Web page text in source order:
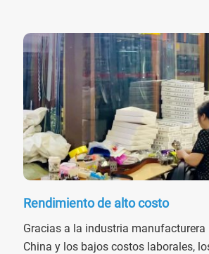
Rendimiento de alto costo
Gracias a la industria manufacturera
China y los bajos costos laborales,